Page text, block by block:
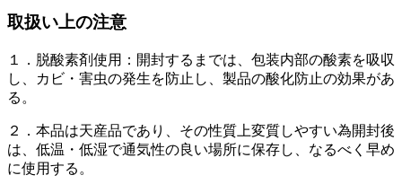
取扱い上の注意
１．脱酸素剤使用：開封するまでは、包装内部の酸素を吸収
し、カビ・害虫の発生を防止し、製品の酸化防止の効果があ
る。
２．本品は天産品であり、その性質上変質しやすい為開封後
は、低温・低湿で通気性の良い場所に保存し、なるべく早め
に使用する。